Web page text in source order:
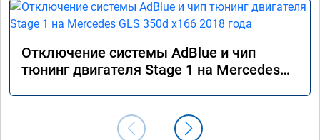
Отключение системы AdBlue и чип
тюнинг двигателя Stage 1 на Mercedes